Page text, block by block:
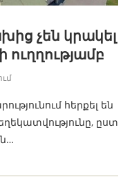
չեն կրակել
հերքել են
ըստ